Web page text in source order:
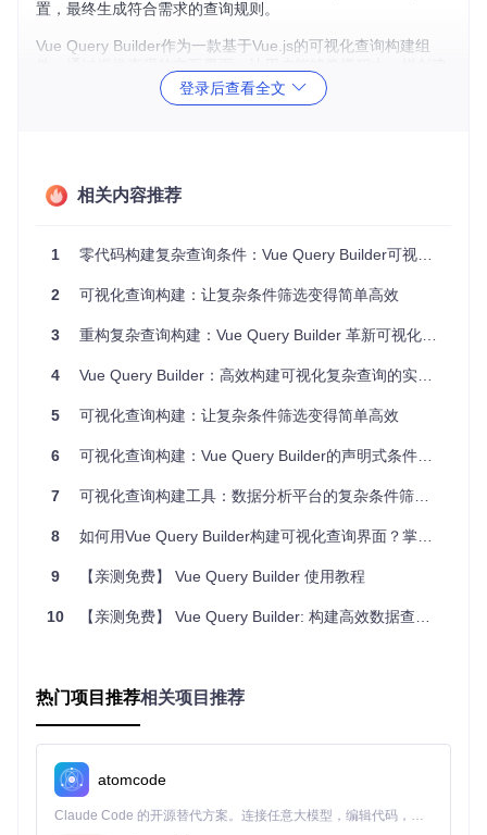
置，最终生成符合需求的查询规则。
Vue Query Builder作为一款基于Vue.js的可视化查询构建组
复杂的查询条件，从根本上解决了传统开发模式的痛点。
Vue Query Builder的核心工作机制基于"组合模式"设计思想，
下：
Vue Query Builder工作流程图
义查询规则
UI渲染层
：根据规则定义动态生成交互界面
状态管理层
：维护查询条件的嵌套结构和逻辑关系
输出转换层：将用户操作转换为标准化的查询对象
这种分层架构使得组件具有高度的灵活性和可扩展性，能够适
应不同场景的查询需求。
2.2 性能对比分析
与同类解决方案相比，Vue Query Builder在渲染性能和内存占
指标
Builder
传统表单方案 其他查询组件
条件变
实时更新 需手动刷新
内存占
用
低（约150K
中（取决于字
中高（200-3
最大嵌
套深度
配置）
定义）
3-5层）
登录后查看全文
相关内容推荐
1 零代码构建复杂查询条件：Vue Query Builder可视化查询构建器全解析
2 可视化查询构建：让复杂条件筛选变得简单高效
3 重构复杂查询构建：Vue Query Builder 革新可视化条件逻辑设计
4 Vue Query Builder：高效构建可视化复杂查询的实用指南
5 可视化查询构建：让复杂条件筛选变得简单高效
6 可视化查询构建：Vue Query Builder的声明式条件组合方案
7 可视化查询构建工具：数据分析平台的复杂条件筛选实现方案
8 如何用Vue Query Builder构建可视化查询界面？掌握3大核心功能提升数据筛选效率
9 【亲测免费】 Vue Query Builder 使用教程
10 【亲测免费】 Vue Query Builder: 构建高效数据查询的利器
热门项目推荐相关项目推荐
atomcode
Claude Code 的开源替代方案。连接任意大模型，编辑代码，运行命令，自动验证 — 全自动执行。用 Rust 构建，极致性能。 ｜ An open-source alternative to Claude Code. Connect any LLM, edit code, run commands, and verify changes — autonomously. Built in Rust for speed. Get Started